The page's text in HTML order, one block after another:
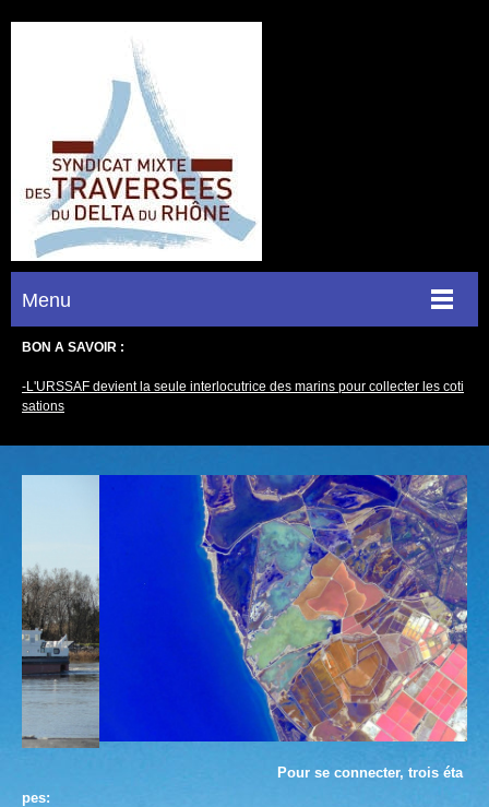
Menu
BON A SAVOIR :
-L'URSSAF devient la seule interlocutrice des marins pour collecter les coti
sations
Pour se connecter, trois éta
pes: